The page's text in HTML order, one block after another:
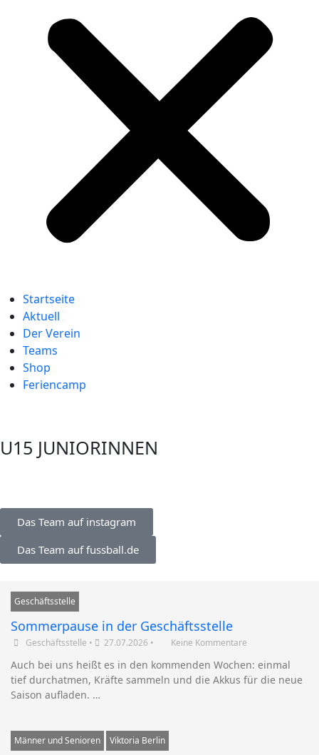
Startseite
Aktuell
Der Verein
Teams
Shop
Feriencamp
U15 JUNIORINNEN
Das Team auf instagram
Das Team auf fussball.de
Geschäftsstelle
Sommerpause in der Geschäftsstelle
Geschäftsstelle • 27.07.2026 • Keine Kommentare
Auch bei uns heißt es in den kommenden Wochen: einmal
tief durchatmen, Kräfte sammeln und die Akkus für die neue
Saison aufladen. …
Männer und Senioren Viktoria Berlin